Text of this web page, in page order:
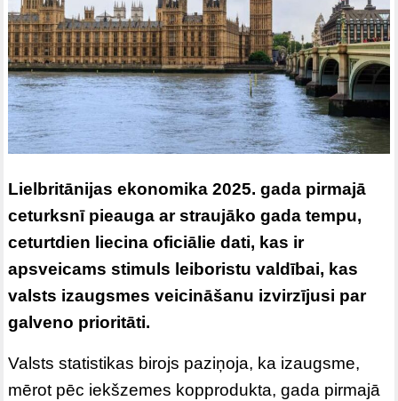
Lielbritānijas ekonomika 2025. gada pirmajā
ceturksnī pieauga ar straujāko gada tempu,
ceturtdien liecina oficiālie dati, kas ir
apsveicams stimuls leiboristu valdībai, kas
valsts izaugsmes veicināšanu izvirzījusi par
galveno prioritāti.
Valsts statistikas birojs paziņoja, ka izaugsme,
mērot pēc iekšzemes kopprodukta, gada pirmajā